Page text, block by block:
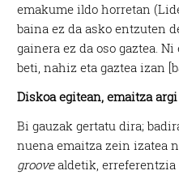
emakume ildo horretan
baina ez da asko entzuten
gainera ez da oso gaztea.
beti, nahiz eta gaztea izan
Diskoa egitean, emaitza
Bi gauzak gertatu dira;
nuena emaitza zein izatea
groovealdetik, erreferentzia